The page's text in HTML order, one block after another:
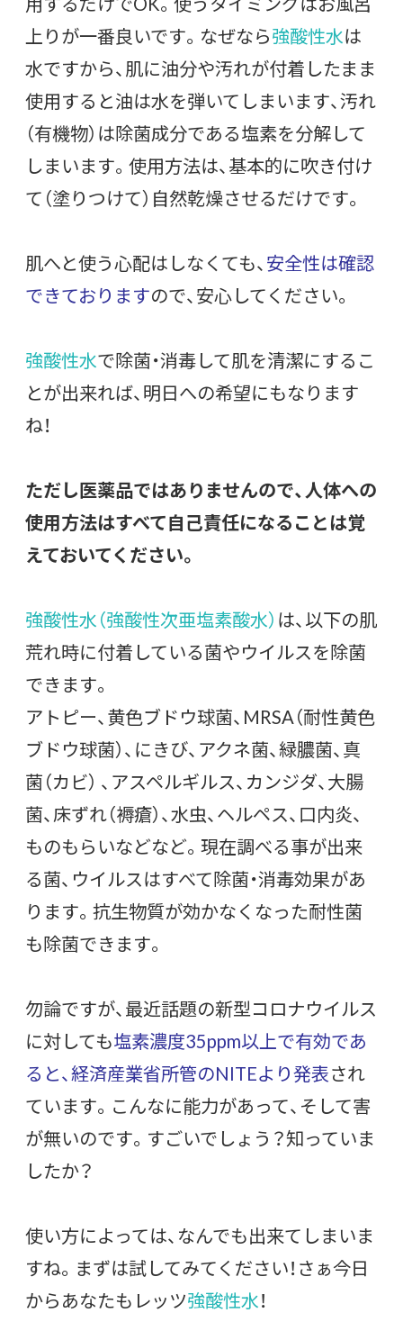
上りが一番良いです。なぜなら強酸性水は
水ですから、肌に油分や汚れが付着したまま
使用すると油は水を弾いてしまいます、汚れ
（有機物）は除菌成分である塩素を分解して
しまいます。使用方法は、基本的に吹き付け
て（塗りつけて）自然乾燥させるだけです。
肌へと使う心配はしなくても、 安全性は確認
できておりますので、安心してください。
強酸性水で除菌・消毒して肌を清潔にするこ
とが出来れば、明日への希望にもなります
ね！
ただし医薬品ではありませんので、人体への
使用方法はすべて自己責任になることは覚
えておいてください。
強酸性水（強酸性次亜塩素酸水） は、以下の肌
荒れ時に付着している菌やウイルスを除菌
できます。
アトピー、黄色ブドウ球菌、MRSA（耐性黄色
ブドウ球菌）、にきび、アクネ菌、緑膿菌、真
菌（カビ） 、アスペルギルス、カンジダ、大腸
菌、床ずれ（褥瘡）、水虫、ヘルペス、口内炎、
ものもらいなどなど。現在調べる事が出来
る菌、ウイルスはすべて除菌・消毒効果があ
ります。抗生物質が効かなくなった耐性菌
も除菌できます。
勿論ですが、最近話題の新型コロナウイルス
に対しても塩素濃度35ppm以上で有効であ
ると、経済産業省所管のNITEより発表され
ています。こんなに能力があって、そして害
が無いのです。すごいでしょう？知っていま
したか？
使い方によっては、なんでも出来てしまいま
すね。まずは試してみてください！さぁ今日
からあなたもレッツ強酸性水！